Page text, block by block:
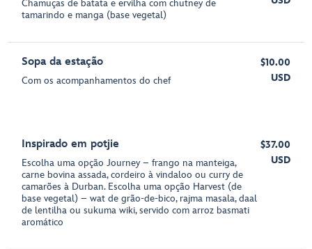
Chamuças de batata e ervilha com chutney de
tamarindo e manga (base vegetal)
Sopa da estação
Com os acompanhamentos do chef
$10.00
USD
Inspirado em potjie
Escolha uma opção Journey – frango na manteiga,
carne bovina assada, cordeiro à vindaloo ou curry de
camarões à Durban. Escolha uma opção Harvest (de
base vegetal) – wat de grão-de-bico, rajma masala, daal
de lentilha ou sukuma wiki, servido com arroz basmati
aromático
$37.00
USD